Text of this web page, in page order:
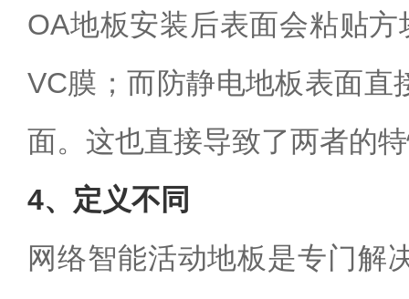
OA地板安装后表面会粘贴
VC膜；而防静电地板表面直
面。这也直接导致了两者的
4、定义不同
网络智能活动地板是专门解